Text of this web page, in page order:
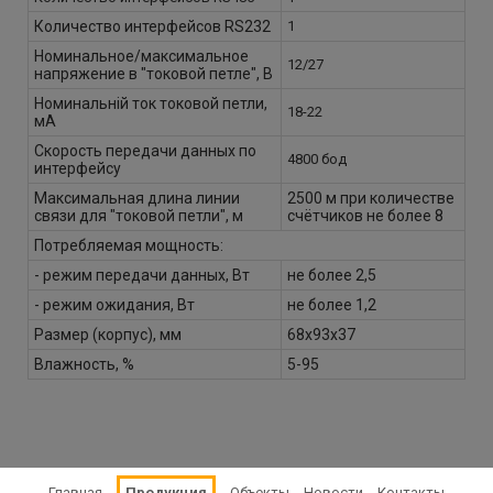
Количество интерфейсов RS232 1
Номинальное/максимальное
напряжение в "токовой петле", В
12/27
Номинальній ток токовой петли,
мА
18-22
Скорость передачи данных по
интерфейсу
4800 бод
Максимальная длина линии
связи для "токовой петли", м
2500 м при количестве
счётчиков не более 8
Потребляемая мощность:
- режим передачи данных, Вт
не более 2,5
- режим ожидания, Вт
не более 1,2
Размер (корпус), мм
68х93х37
Влажность, %
5-95